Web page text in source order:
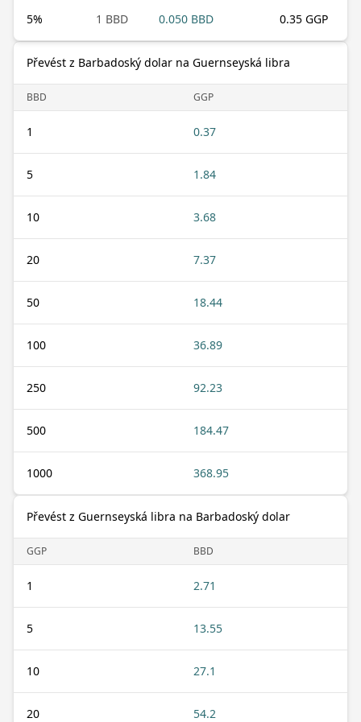
5% 1 BBD 0.050 BBD 0.35 GGP
Převést z Barbadoský dolar na Guernseyská libra
BBD GGP
1 0.37
5 1.84
10 3.68
20 7.37
50 18.44
100 36.89
250 92.23
500 184.47
1000 368.95
Převést z Guernseyská libra na Barbadoský dolar
GGP BBD
1 2.71
5 13.55
10 27.1
20 54.2